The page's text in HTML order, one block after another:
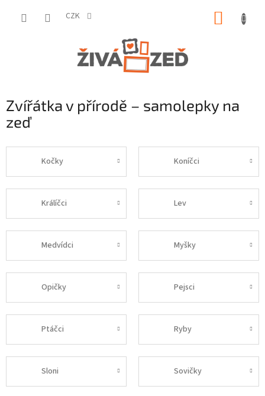
CZK
Zvířátka v přírodě – samolepky na
zeď
Kočky Koníčci
Králíčci Lev
Medvídci Myšky
Opičky Pejsci
Ptáčci Ryby
Sloni Sovičky